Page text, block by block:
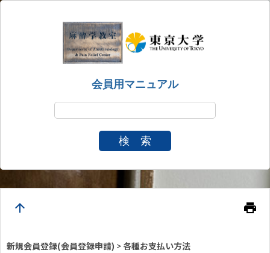
会員用マニュアル
検 索
arrow_upward print
新規会員登録(会員登録申請) > 各種お支払い方法